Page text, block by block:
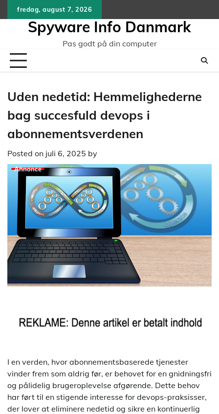
to
fredag, august 7, 2026
Spyware Info Danmark
Pas godt på din computer
Uden nedetid: Hemmelighederne
bag succesfuld devops i
abonnementsverdenen
Posted on juli 6, 2025 by
Annonce
I en verden, hvor abonnementsbaserede tjenester
vinder frem som aldrig før, er behovet for en gnidningsfri
og pålidelig brugeroplevelse afgørende. Dette behov
har ført til en stigende interesse for devops-praksisser,
der lover at eliminere nedetid og sikre en kontinuerlig